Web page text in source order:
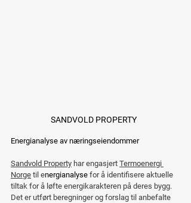
SANDVOLD PROPERTY
Energianalyse av næringseiendommer
Sandvold Property har engasjert Termoenergi
Norge til energianalyse for å identifisere aktuelle
tiltak for å løfte energikarakteren på deres bygg.
Det er utført beregninger og forslag til anbefalte